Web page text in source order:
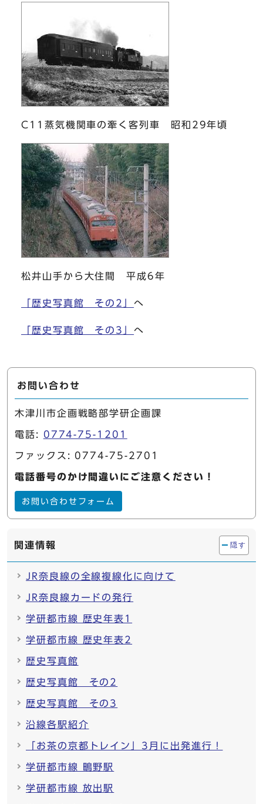
C11蒸気機関車の牽く客列車 昭和29年頃
松井山手から大住間 平成6年
「歴史写真館 その2」へ
「歴史写真館 その3」へ
お問い合わせ
木津川市企画戦略部学研企画課
電話: 0774-75-1201
ファックス: 0774-75-2701
電話番号のかけ間違いにご注意ください！
お問い合わせフォーム
関連情報 隠す
JR奈良線の全線複線化に向けて
JR奈良線カードの発行
学研都市線 歴史年表1
学研都市線 歴史年表2
歴史写真館
歴史写真館 その2
歴史写真館 その3
沿線各駅紹介
「お茶の京都トレイン」3月に出発進行！
学研都市線 鴫野駅
学研都市線 放出駅